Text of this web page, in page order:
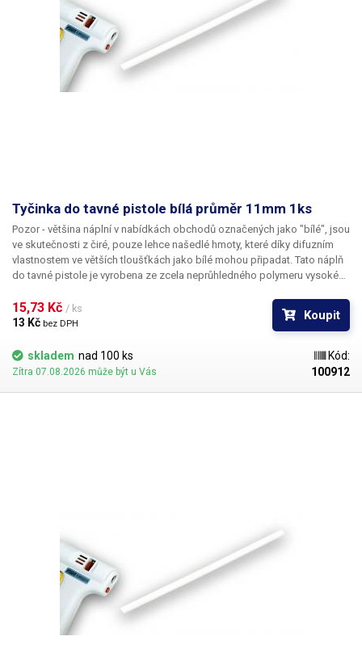
Tyčinka do tavné pistole bílá průměr 11mm 1ks
Pozor - většina náplní v nabídkách obchodů označených jako "bílé", jsou
ve skutečnosti z čiré, pouze lehce našedlé hmoty, které díky difuzním
vlastnostem ve větších tloušťkách jako bílé mohou připadat. Tato náplň
do tavné pistole je vyrobena ze zcela neprůhledného polymeru vysoké
15,73 Kč / ks
13 Kč bez DPH
Koupit
skladem nad 100 ks
Zítra 07.08.2026 může být u Vás
Kód:
100912